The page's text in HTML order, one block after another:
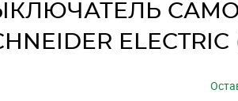
ELECTRIC